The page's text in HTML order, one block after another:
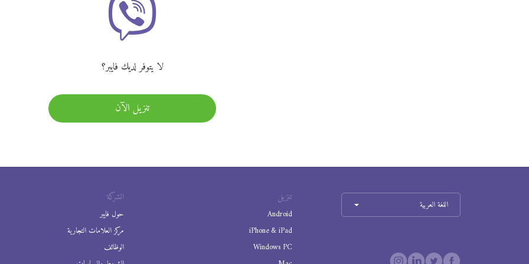
لا يتوفر لديك فايبر؟
تنزيل الآن
الشركة
حول فايبر
مركز العلامات التجارية
الوظائف
تنزيل
Android
iPhone & iPad
Windows PC
اللغة العربية